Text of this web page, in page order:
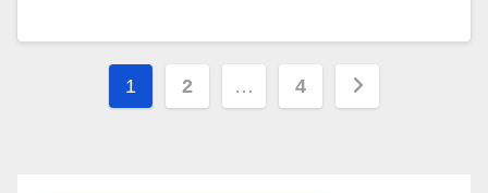
Пагинация
1 2 … 4